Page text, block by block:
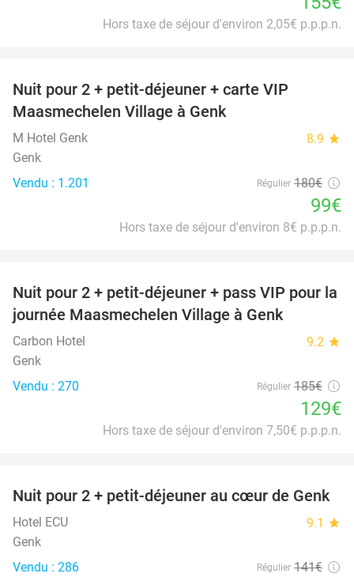
Hors taxe de séjour d'environ 2,05€ p.p.p.n.
Nuit pour 2 + petit-déjeuner + carte VIP
Maasmechelen Village à Genk
M Hotel Genk 8.9 star
Genk
Vendu : 1.201
Régulier 180€
99€
Hors taxe de séjour d'environ 8€ p.p.p.n.
30%
Nuit pour 2 + petit-déjeuner + pass VIP pour la
journée Maasmechelen Village à Genk
Carbon Hotel 9.2 star
Genk
Vendu : 270
Régulier 185€
129€
Hors taxe de séjour d'environ 7,50€ p.p.p.n.
33%
Nuit pour 2 + petit-déjeuner au cœur de Genk
Hotel ECU 9.1 star
Genk
Vendu : 286
Régulier 141€